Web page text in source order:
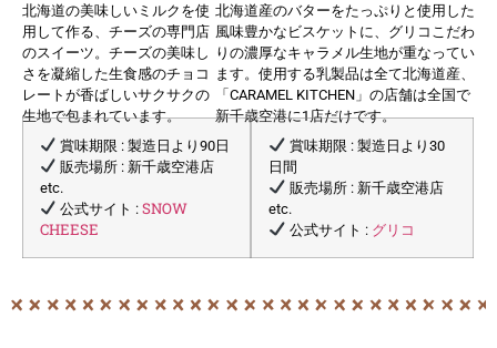
北海道の美味しいミルクを使
用して作る、チーズの専門店
のスイーツ。 チーズの美味し
さを凝縮した生食感のチョコ
レートが香ばしいサクサクの
生地で包まれています。
北海道産のバターをたっぷりと使用した
風味豊かなビスケットに、グリコこだわ
りの濃厚なキャラメル生地が重なってい
ます。使用する乳製品は全て北海道産、
「CARAMEL KITCHEN」の店舗は全国で
新千歳空港に1店だけです。
賞味期限 : 製造日より90日
販売場所 : 新千歳空港店
etc.
公式サイト :SNOW
CHEESE
賞味期限 : 製造日より30
日間
販売場所 : 新千歳空港店
etc.
公式サイト : グリコ